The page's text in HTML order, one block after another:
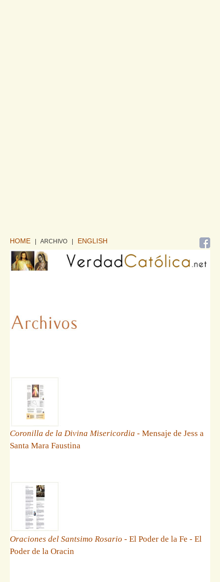
HOME | ARCHIVO ENGLISH
Coronilla de la Divina Misericordia - Mensaje de Jess a
Santa Mara Faustina
Oraciones del Santsimo Rosario - El Poder de la Fe - El
Poder de la Oracin